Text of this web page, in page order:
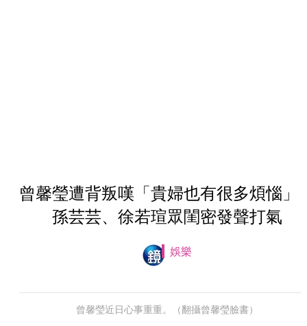
曾馨瑩遭背叛嘆「貴婦也有很多煩惱
孫芸芸、徐若瑄眾閨密發聲打氣
娛樂
曾馨瑩近日心事重重。（翻攝曾馨瑩臉書）